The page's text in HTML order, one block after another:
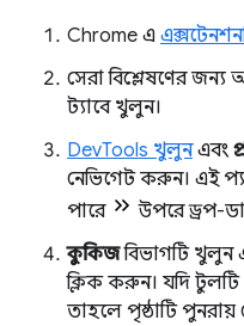
Chrome এ
সেরা বিশ্লেষণের
ট্যাবে খুলুন।
DevTools খুলুনএবং
নেভিগেট করুন। এই
পারে
উপরে ড্রপ-
কুকিজবিভাগটি খুলুন
ক্লিক করুন। যদি
তাহলে পৃষ্ঠাটি